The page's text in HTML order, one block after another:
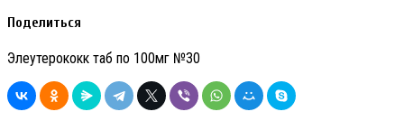
Поделиться
Элеутерококк таб по 100мг №30